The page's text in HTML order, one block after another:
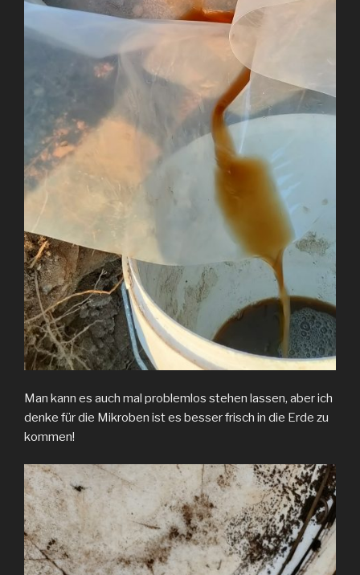
Man kann es auch mal problemlos stehen lassen, aber ich
denke für die Mikroben ist es besser frisch in die Erde zu
kommen!